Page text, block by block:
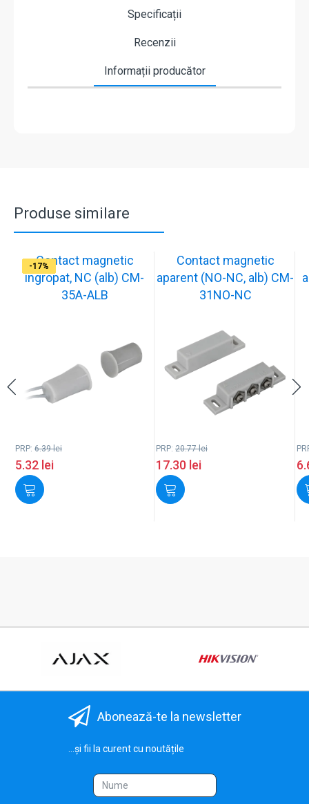
Specificații
Recenzii
Informații producător
Produse similare
-17%
Contact magnetic
ingropat, NC (alb) CM-
35A-ALB
PRP: 6.39lei
5.32 lei
-17%
Contact magnetic
aparent (NO-NC, alb) CM-
31NO-NC
PRP: 20.77lei
17.30 lei
-17%
-17%
-17%
-17%
-17%
-17%
Abonează-te la newsletter
...și fii la curent cu noutățile